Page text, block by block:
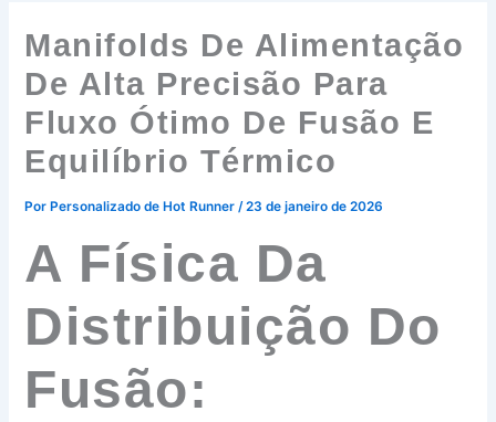
Manifolds De Alimentação
De Alta Precisão Para
Fluxo Ótimo De Fusão E
Equilíbrio Térmico
PorPersonalizado de Hot Runner /23 de janeiro de 2026
A Física Da
Distribuição Do
Fusão: